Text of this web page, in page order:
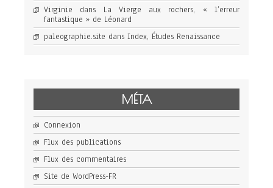
Virginie dans La Vierge aux rochers, « l’erreur
fantastique » de Léonard
paleographie.site dans Index, Études Renaissance
MÉTA
Connexion
Flux des publications
Flux des commentaires
Site de WordPress-FR